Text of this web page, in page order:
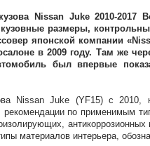
Nissan Juke 2010-2017
размеры,
японской компании
в 2009 году. Там же
был впервые
Nissan Juke (YF15) с 2010,
по применимым
антикоррозионных
материалов интерьера,